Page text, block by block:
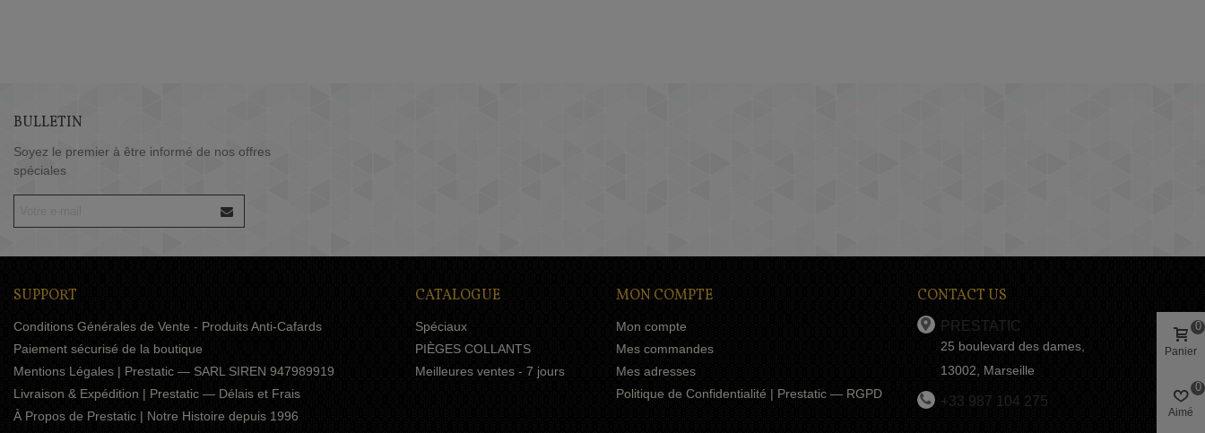
BULLETIN
Soyez le premier à être informé de nos offres
spéciales
SUPPORT
Conditions Générales de Vente - Produits Anti-Cafards
Paiement sécurisé de la boutique
Mentions Légales | Prestatic — SARL SIREN 947989919
Livraison & Expédition | Prestatic — Délais et Frais
À Propos de Prestatic | Notre Histoire depuis 1996
CATALOGUE
Spéciaux
PIÈGES COLLANTS
Meilleures ventes - 7 jours
MON COMPTE
Mon compte
Mes commandes
Mes adresses
Politique de Confidentialité | Prestatic — RGPD
CONTACT US
PRESTATIC
25 boulevard des dames,
13002, Marseille
+33 987 104 275
Panier
0
Aimé
0